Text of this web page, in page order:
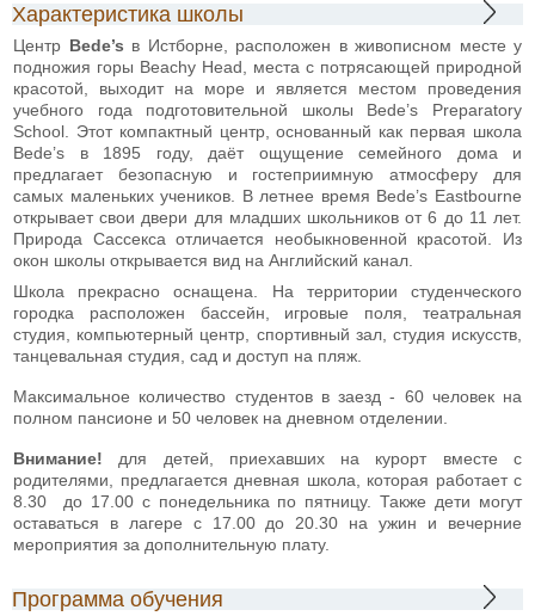
Характеристика школы
Центр Bede’s в Истборне, расположен в живописном месте у
подножия горы Beachy Head, места с потрясающей природной
красотой, выходит на море и является местом проведения
учебного года подготовительной школы Bede’s Preparatory
School. Этот компактный центр, основанный как первая школа
Bede’s в 1895 году, даёт ощущение семейного дома и
предлагает безопасную и гостеприимную атмосферу для
самых маленьких учеников. В летнее время Bede’s Eastbourne
открывает свои двери для младших школьников от 6 до 11 лет.
Природа Сассекса отличается необыкновенной красотой. Из
окон школы открывается вид на Английский канал.
Школа прекрасно оснащена. На территории студенческого
городка расположен бассейн, игровые поля, театральная
студия, компьютерный центр, спортивный зал, студия искусств,
танцевальная студия, сад и доступ на пляж.
Максимальное количество студентов в заезд - 60 человек на
полном пансионе и 50 человек на дневном отделении.
Внимание! для детей, приехавших на курорт вместе с
родителями, предлагается дневная школа, которая работает с
8.30 до 17.00 с понедельника по пятницу. Также дети могут
оставаться в лагере с 17.00 до 20.30 на ужин и вечерние
мероприятия за дополнительную плату.
Программа обучения